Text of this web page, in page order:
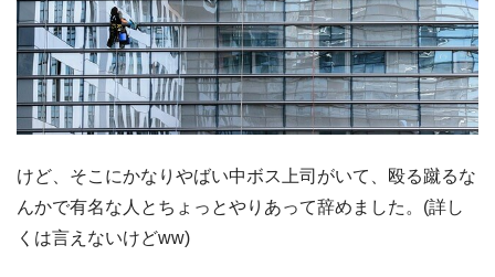
けど、そこにかなりやばい中ボス上司がいて、殴る蹴るな
んかで有名な人とちょっとやりあって辞めました。(詳し
くは言えないけどww)